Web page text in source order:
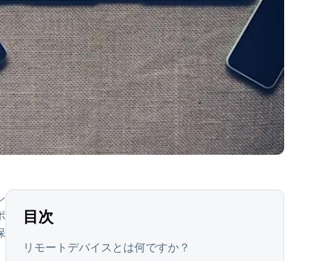
ゼロトラストセキュア
ワークスペース
Shield（詐欺対策）
すべての製品
公共部門
チャとデザイン
界について詳しく
ー
界を見る
Italiano
Nederlands
Português
简体中文
繁體中文
日本語
ภาษาไทย
目次
リモートデバイスとは何ですか？